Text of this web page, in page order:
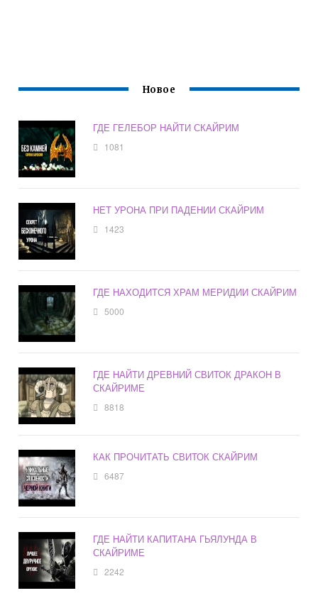
Новое
ГДЕ ГЕЛЕБОР НАЙТИ СКАЙРИМ
1081
НЕТ УРОНА ПРИ ПАДЕНИИ СКАЙРИМ
1423
ГДЕ НАХОДИТСЯ ХРАМ МЕРИДИИ СКАЙРИМ
5000
ГДЕ НАЙТИ ДРЕВНИЙ СВИТОК ДРАКОН В
СКАЙРИМЕ
8818
КАК ПРОЧИТАТЬ СВИТОК СКАЙРИМ
6487
ГДЕ НАЙТИ КАПИТАНА ГЬЯЛУНДА В
СКАЙРИМЕ
2242